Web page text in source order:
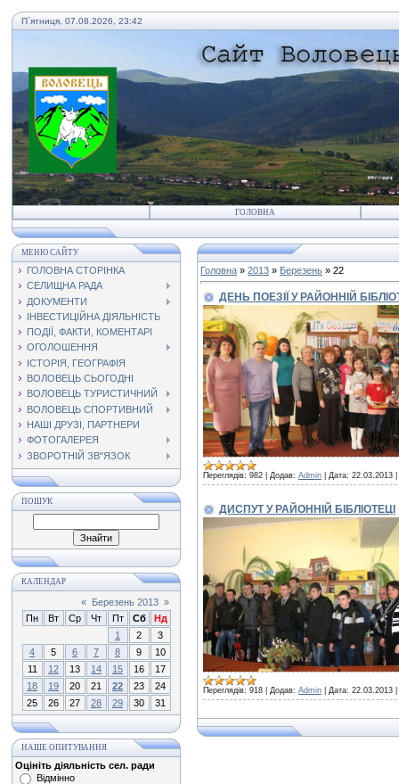
П`ятниця, 07.08.2026, 23:42
ГОЛОВНА
МЕНЮ САЙТУ
ГОЛОВНА СТОРІНКА
СЕЛИЩНА РАДА
ДОКУМЕНТИ
ІНВЕСТИЦІЙНА ДІЯЛЬНІСТЬ
ПОДІЇ, ФАКТИ, КОМЕНТАРІ
ОГОЛОШЕННЯ
ІСТОРІЯ, ГЕОГРАФІЯ
ВОЛОВЕЦЬ СЬОГОДНІ
ВОЛОВЕЦЬ ТУРИСТИЧНИЙ
ВОЛОВЕЦЬ СПОРТИВНИЙ
НАШІ ДРУЗІ, ПАРТНЕРИ
ФОТОГАЛЕРЕЯ
ЗВОРОТНІЙ ЗВ"ЯЗОК
ПОШУК
КАЛЕНДАР
« Березень 2013 »
Пн
Вт Ср Чт Пт Сб
Нд
1
2
3
4
5 6 7 8 9
10
11
12 13 14 15 16
17
18
19 20 21 22 23
24
25
26 27 28 29 30 31
НАШЕ ОПИТУВАННЯ
Оцініть діяльність сел. ради
Відмінно
Головна » 2013 » Березень » 22
ДЕНЬ ПОЕЗІЇ У РАЙОННІЙ
Переглядів: 982 Додав: Admin Дата: 22.03.2013
ДИСПУТ У РАЙОННІЙ БІБЛІОТЕЦІ
Переглядів: 918 Додав: Admin Дата: 22.03.2013